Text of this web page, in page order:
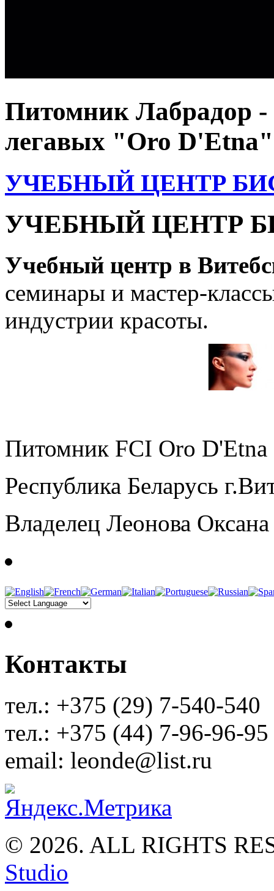
Питомник Лабрадор -
легавых "Oro D'Etna"
УЧЕБНЫЙ ЦЕНТР
УЧЕБНЫЙ ЦЕНТР
Учебный центр в
семинары и мастер-
индустрии красоты.
Питомник FCI Oro D'Etna
Республика Беларусь
Владелец Леонова
Контакты
тел.: +375 (29) 7-540-540
тел.: +375 (44) 7-96-96-95
email: leonde@list.ru
© 2026. ALL RIGHTS
Studio